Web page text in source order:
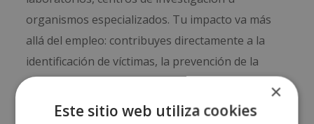
organismos especializados. Tu impacto va más
allá del empleo: contribuyes directamente a la
identificación de víctimas, la prevención de la
violencia, al esclarecimiento de delitos y a la
mejora de la calidad de los procesos judiciales.
×
Este sitio web utiliza cookies